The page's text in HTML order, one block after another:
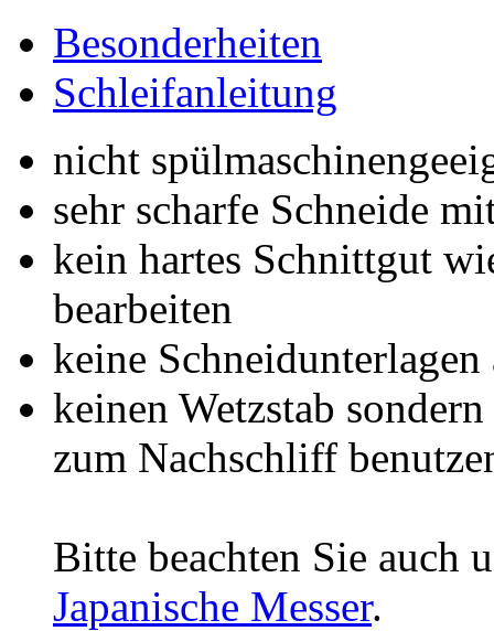
Besonderheiten
Schleifanleitung
nicht
sehr scharfe Schneide
kein hartes Schnittgut
bearbeiten
keine
keinen Wetzstab
zum Nachschliff
Bitte beachten Sie auch
Japanische Messer.